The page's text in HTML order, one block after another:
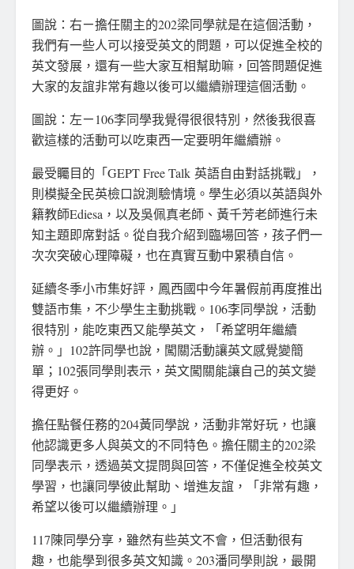
圖說：右ㄧ擔任關主的202梁同學就是在這個活動，
我們有一些人可以接受英文的問題，可以促進全校的
英文發展，還有一些大家互相幫助嘛，回答問題促進
大家的友誼非常有趣以後可以繼續辦理這個活動。
圖說：左ㄧ106李同學我覺得很很特別，然後我很喜
歡這樣的活動可以吃東西一定要明年繼續辦。
最受矚目的「GEPT Free Talk 英語自由對話挑戰」，
則模擬全民英檢口說測驗情境。學生必須以英語與外
籍教師Ediesa，以及吳佩真老師、黃千芳老師進行未
知主題即席對話。從自我介紹到臨場回答，孩子們一
次次突破心理障礙，也在真實互動中累積自信。
延續冬季小市集好評，鳳西國中今年暑假前再度推出
雙語市集，不少學生主動挑戰。106李同學說，活動
很特別，能吃東西又能學英文，「希望明年繼續
辦。」102許同學也說，闖關活動讓英文感覺變簡
單；102張同學則表示，英文闖關能讓自己的英文變
得更好。
擔任點餐任務的204黃同學說，活動非常好玩，也讓
他認識更多人與英文的不同特色。擔任關主的202梁
同學表示，透過英文提問與回答，不僅促進全校英文
學習，也讓同學彼此幫助、增進友誼，「非常有趣，
希望以後可以繼續辦理。」
117陳同學分享，雖然有些英文不會，但活動很有
趣，也能學到很多英文知識。203潘同學則說，最開